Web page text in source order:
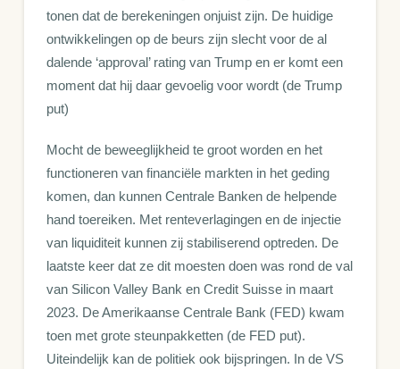
tonen dat de berekeningen onjuist zijn. De huidige
ontwikkelingen op de beurs zijn slecht voor de al
dalende ‘approval’ rating van Trump en er komt een
moment dat hij daar gevoelig voor wordt (de Trump
put)
Mocht de beweeglijkheid te groot worden en het
functioneren van financiële markten in het geding
komen, dan kunnen Centrale Banken de helpende
hand toereiken. Met renteverlagingen en de injectie
van liquiditeit kunnen zij stabiliserend optreden. De
laatste keer dat ze dit moesten doen was rond de val
van Silicon Valley Bank en Credit Suisse in maart
2023. De Amerikaanse Centrale Bank (FED) kwam
toen met grote steunpakketten (de FED put).
Uiteindelijk kan de politiek ook bijspringen. In de VS